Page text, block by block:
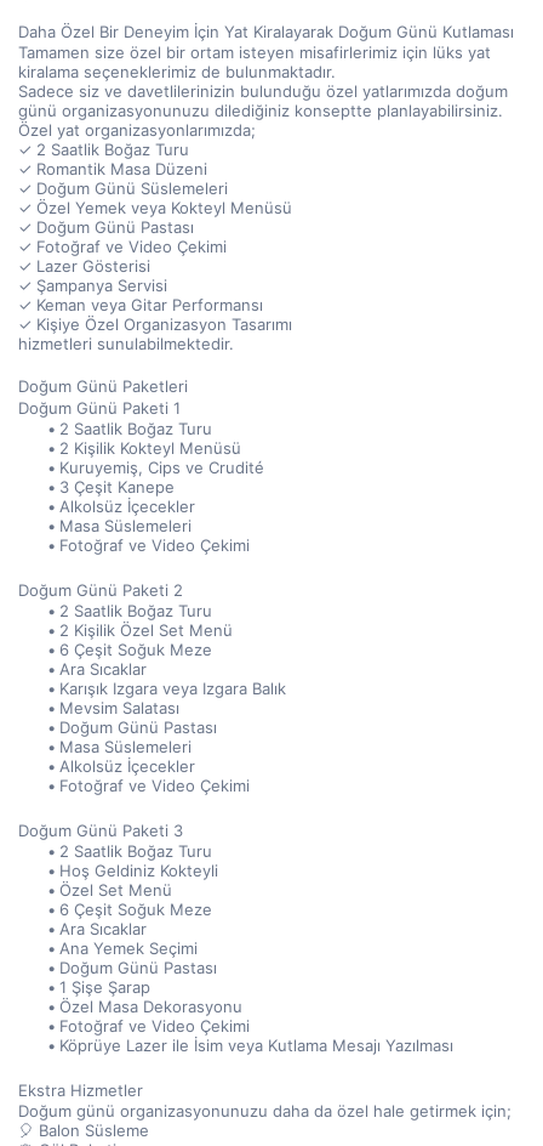
Daha Özel Bir Deneyim İçin Yat Kiralayarak Doğum Günü Kutlaması
Tamamen size özel bir ortam isteyen misafirlerimiz için lüks yat
kiralama seçeneklerimiz de bulunmaktadır.
Sadece siz ve davetlilerinizin bulunduğu özel yatlarımızda doğum
günü organizasyonunuzu dilediğiniz konseptte planlayabilirsiniz.
Özel yat organizasyonlarımızda;
✓ 2 Saatlik Boğaz Turu
✓ Romantik Masa Düzeni
✓ Doğum Günü Süslemeleri
✓ Özel Yemek veya Kokteyl Menüsü
✓ Doğum Günü Pastası
✓ Fotoğraf ve Video Çekimi
✓ Lazer Gösterisi
✓ Şampanya Servisi
✓ Keman veya Gitar Performansı
✓ Kişiye Özel Organizasyon Tasarımı
hizmetleri sunulabilmektedir.
Doğum Günü Paketleri
Doğum Günü Paketi 1
2 Saatlik Boğaz Turu
2 Kişilik Kokteyl Menüsü
Kuruyemiş, Cips ve Crudité
3 Çeşit Kanepe
Alkolsüz İçecekler
Masa Süslemeleri
Fotoğraf ve Video Çekimi
Doğum Günü Paketi 2
2 Saatlik Boğaz Turu
2 Kişilik Özel Set Menü
6 Çeşit Soğuk Meze
Ara Sıcaklar
Karışık Izgara veya Izgara Balık
Mevsim Salatası
Doğum Günü Pastası
Masa Süslemeleri
Alkolsüz İçecekler
Fotoğraf ve Video Çekimi
Doğum Günü Paketi 3
2 Saatlik Boğaz Turu
Hoş Geldiniz Kokteyli
Özel Set Menü
6 Çeşit Soğuk Meze
Ara Sıcaklar
Ana Yemek Seçimi
Doğum Günü Pastası
1 Şişe Şarap
Özel Masa Dekorasyonu
Fotoğraf ve Video Çekimi
Köprüye Lazer ile İsim veya Kutlama Mesajı Yazılması
Ekstra Hizmetler
Doğum günü organizasyonunuzu daha da özel hale getirmek için;
🎈 Balon Süsleme